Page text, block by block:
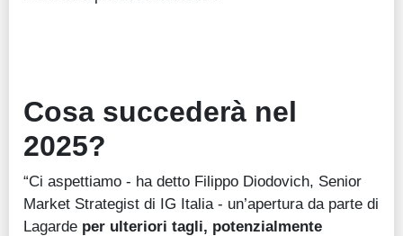
Cosa succederà nel
2025?
“Ci aspettiamo - ha detto Filippo Diodovich, Senior
Market Strategist di IG Italia - un’apertura da parte di
Lagarde per ulteriori tagli, potenzialmente